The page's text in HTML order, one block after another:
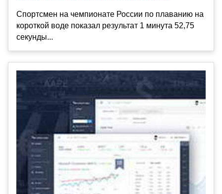
Спортсмен на чемпионате России по плаванию на
короткой воде показал результат 1 минута 52,75
секунды...